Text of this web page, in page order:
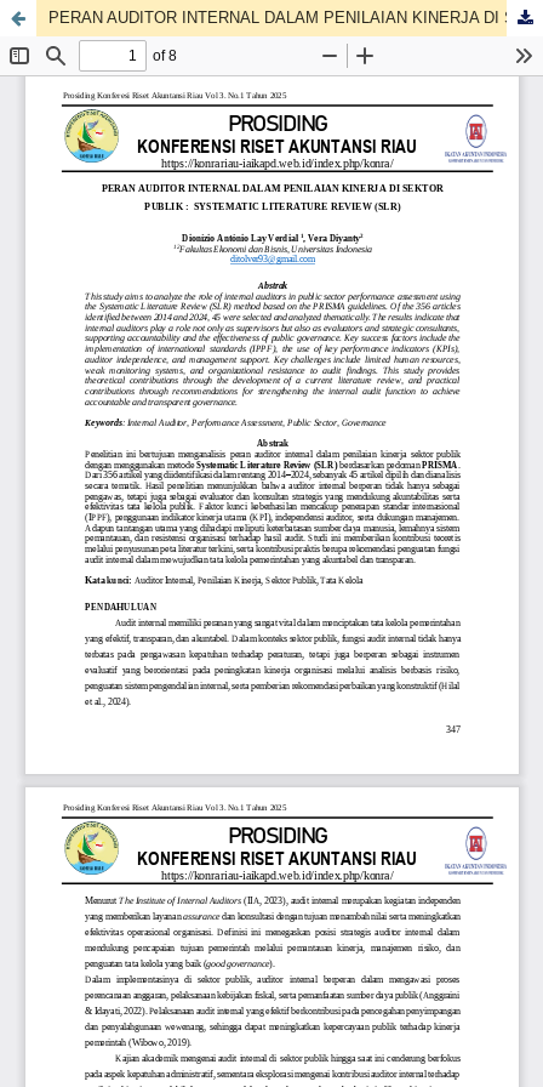
PERAN AUDITOR INTERNAL DALAM PENILAIAN KINERJA DI SEKTOR PUBLIK : SYSTEMATIC LITERATURE REVIEW (SLR)